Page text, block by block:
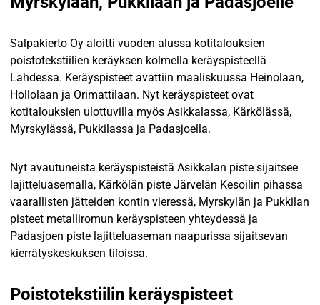
Salpakierto Oy aloitti vuoden alussa kotitalouksien
poistotekstiilien keräyksen kolmella keräyspisteellä
Lahdessa. Keräyspisteet avattiin maaliskuussa Heinolaan,
Hollolaan ja Orimattilaan. Nyt keräyspisteet ovat
kotitalouksien ulottuvilla myös Asikkalassa, Kärkölässä,
Myrskylässä, Pukkilassa ja Padasjoella.
Nyt avautuneista keräyspisteistä Asikkalan piste sijaitsee
lajitteluasemalla, Kärkölän piste Järvelän Kesoilin pihassa
vaarallisten jätteiden kontin vieressä, Myrskylän ja Pukkilan
pisteet metalliromun keräyspisteen yhteydessä ja
Padasjoen piste lajitteluaseman naapurissa sijaitsevan
kierrätyskeskuksen tiloissa.
Poistotekstiilin keräyspisteet